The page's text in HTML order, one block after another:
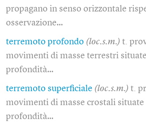
propagano in senso orizzontale
osservazione…
terremoto profondo (loc.s.m.) t.
movimenti di masse terrestri
profondità…
terremoto superficiale (loc.s.m.) t.
movimenti di masse crostali
profondità…